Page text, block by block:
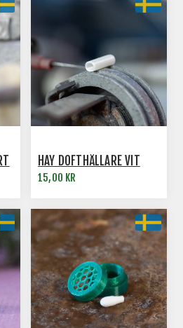
HAY DOFTHÅLLARE VIT
15,00 KR